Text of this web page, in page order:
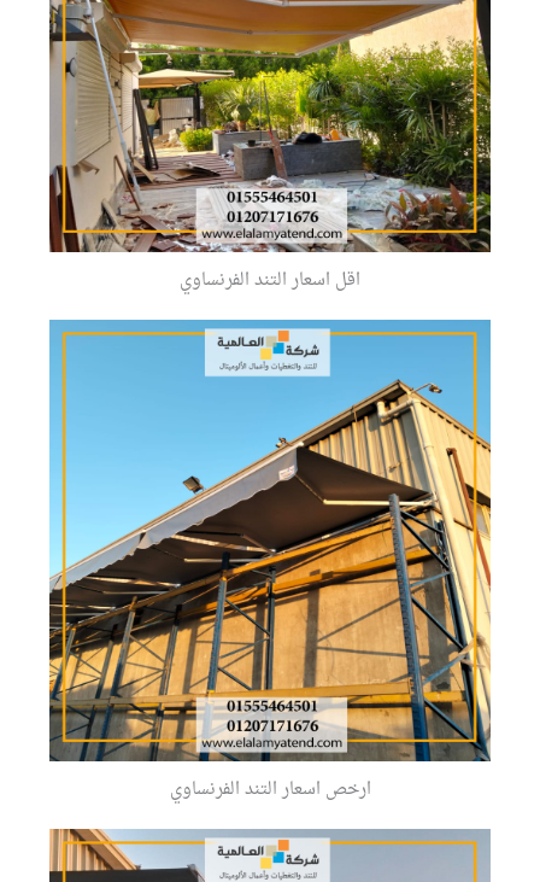
اقل اسعار التند الفرنساوي
ارخص اسعار التند الفرنساوي